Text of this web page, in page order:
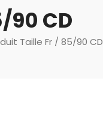
90 CD
Taille Fr / 85/90 CD